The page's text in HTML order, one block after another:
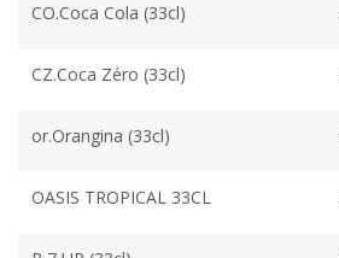
CO.Coca Cola (33cl)
CZ.Coca Zéro (33cl)
or.Orangina (33cl)
OASIS TROPICAL 33CL